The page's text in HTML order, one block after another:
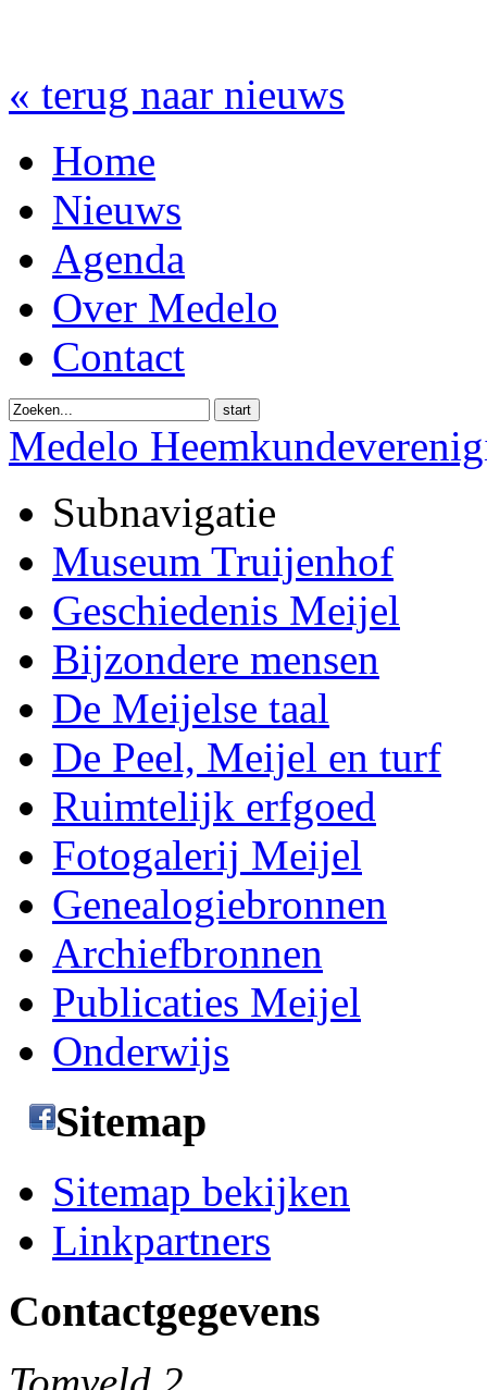
« terug naar nieuws
Home
Nieuws
Agenda
Over Medelo
Contact
start
Medelo
Subnavigatie
Museum Truijenhof
Geschiedenis Meijel
Bijzondere mensen
De Meijelse taal
De Peel, Meijel en turf
Ruimtelijk erfgoed
Fotogalerij Meijel
Genealogiebronnen
Archiefbronnen
Publicaties Meijel
Onderwijs
Sitemap
Sitemap bekijken
Linkpartners
Contactgegevens